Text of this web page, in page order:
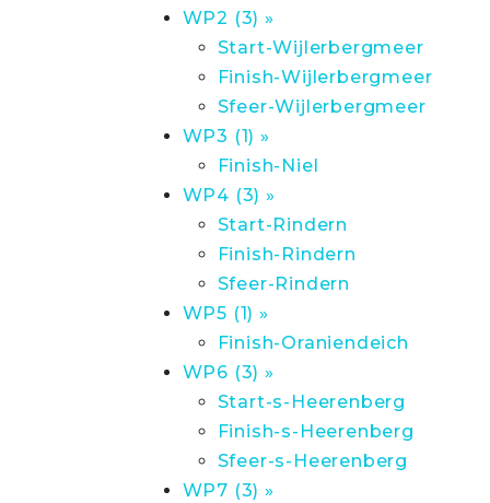
WP2 (3) »
Start-Wijlerbergmeer
Finish-Wijlerbergmeer
Sfeer-Wijlerbergmeer
WP3 (1) »
Finish-Niel
WP4 (3) »
Start-Rindern
Finish-Rindern
Sfeer-Rindern
WP5 (1) »
Finish-Oraniendeich
WP6 (3) »
Start-s-Heerenberg
Finish-s-Heerenberg
Sfeer-s-Heerenberg
WP7 (3) »